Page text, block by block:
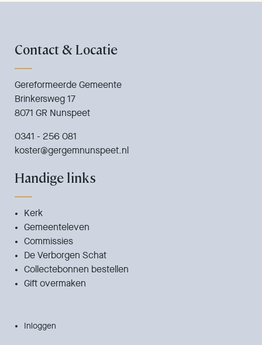
Contact & Locatie
Gereformeerde Gemeente
Brinkersweg 17
8071 GR Nunspeet
0341 - 256 081
koster@gergemnunspeet.nl
Handige links
Kerk
Gemeenteleven
Commissies
De Verborgen Schat
Collectebonnen bestellen
Gift overmaken
Inloggen